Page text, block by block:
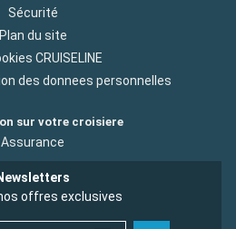
Sécurité
Plan du site
CRUISELINE
des donnees personnelles
sur votre croisiere
Assurance
offres exclusives